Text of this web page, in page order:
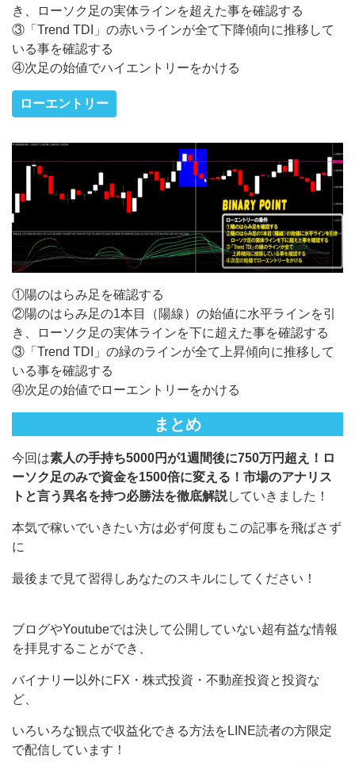
き、ローソク足の実体ラインを超えた事を確認する
③「Trend TDI」の赤いラインが全て下降傾向に推移して
いる事を確認する
④次足の始値でハイエントリーをかける
ローエントリー
①陽のはらみ足を確認する
②陽のはらみ足の1本目（陽線）の始値に水平ラインを引
き、ローソク足の実体ラインを下に超えた事を確認する
③「Trend TDI」の緑のラインが全て上昇傾向に推移して
いる事を確認する
④次足の始値でローエントリーをかける
まとめ
今回は素人の手持ち5000円が1週間後に750万円超え！ロ
ーソク足のみで資金を1500倍に変える！市場のアナリス
トと言う異名を持つ必勝法を徹底解説していきました！
本気で稼いでいきたい方は必ず何度もこの記事を飛ばさず
に
最後まで見て習得しあなたのスキルにしてください！
ブログやYoutubeでは決して公開していない超有益な情報
を拝見することができ、
バイナリー以外にFX・株式投資・不動産投資と投資な
ど、
いろいろな観点で収益化できる方法をLINE読者の方限定
で配信しています！